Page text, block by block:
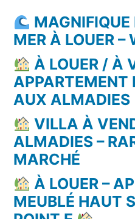
MAGNIFIQUE
MER À LOUER –
À LOUER / À
APPARTEMENT
AUX ALMADIES
VILLA À
ALMADIES –
MARCHÉ
À LOUER –
MEUBLÉ HAUT